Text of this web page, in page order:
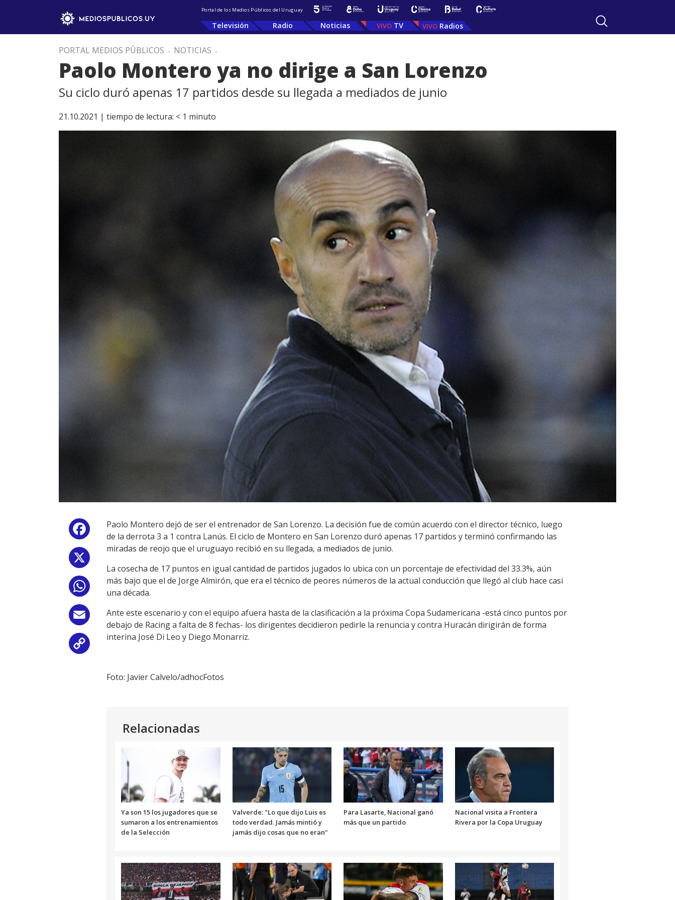
Portal de los Medios Públicos del Uruguay
Televisión Radio Noticias TV Radios
PORTAL MEDIOS PÚBLICOS . NOTICIAS .
Paolo Montero ya no dirige a San Lorenzo
Su ciclo duró apenas 17 partidos desde su llegada a mediados de junio
21.10.2021 | tiempo de lectura: < 1 minuto
Facebook
WhatsApp
Email
Paolo Montero dejó de ser el entrenador de San Lorenzo. La decisión fue de común acuerdo con el director técnico, luego
de la derrota 3 a 1 contra Lanús. El ciclo de Montero en San Lorenzo duró apenas 17 partidos y terminó confirmando las
miradas de reojo que el uruguayo recibió en su llegada, a mediados de junio.
La cosecha de 17 puntos en igual cantidad de partidos jugados lo ubica con un porcentaje de efectividad del 33.3%, aún
más bajo que el de Jorge Almirón, que era el técnico de peores números de la actual conducción que llegó al club hace casi
una década.
Ante este escenario y con el equipo afuera hasta de la clasificación a la próxima Copa Sudamericana -está cinco puntos por
debajo de Racing a falta de 8 fechas- los dirigentes decidieron pedirle la renuncia y contra Huracán dirigirán de forma
interina José Di Leo y Diego Monarriz.
Foto: Javier Calvelo/adhocFotos
Relacionadas
Ya son 15 los jugadores que se
sumaron a los entrenamientos
de la Selección
Valverde: "Lo que dijo Luis es
todo verdad. Jamás mintió y
jamás dijo cosas que no eran"
Para Lasarte, Nacional ganó
más que un partido
Nacional visita a Frontera
Rivera por la Copa Uruguay